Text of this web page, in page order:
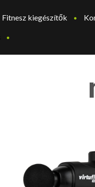
Fitnesz kiegészítők